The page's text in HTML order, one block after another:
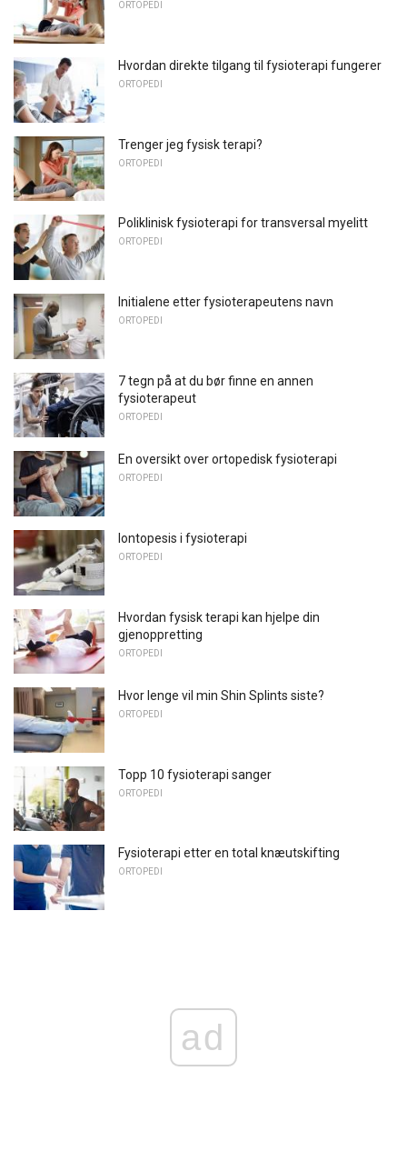
ORTOPEDI
Hvordan direkte tilgang til fysioterapi fungerer
ORTOPEDI
Trenger jeg fysisk terapi?
ORTOPEDI
Poliklinisk fysioterapi for transversal myelitt
ORTOPEDI
Initialene etter fysioterapeutens navn
ORTOPEDI
7 tegn på at du bør finne en annen
fysioterapeut
ORTOPEDI
En oversikt over ortopedisk fysioterapi
ORTOPEDI
Iontopesis i fysioterapi
ORTOPEDI
Hvordan fysisk terapi kan hjelpe din
gjenoppretting
ORTOPEDI
Hvor lenge vil min Shin Splints siste?
ORTOPEDI
Topp 10 fysioterapi sanger
ORTOPEDI
Fysioterapi etter en total knæutskifting
ORTOPEDI
ad